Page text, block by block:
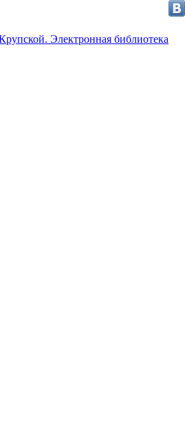
Электронная библиотека